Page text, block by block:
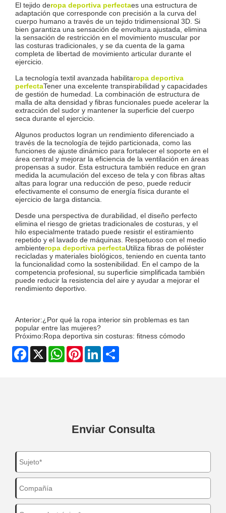
El tejido deropa deportiva perfectaes una estructura de
adaptación que corresponde con precisión a la curva del
cuerpo humano a través de un tejido tridimensional 3D. Si
bien garantiza una sensación de envoltura ajustada, elimina
la sensación de restricción en el movimiento muscular por
las costuras tradicionales, y se da cuenta de la gama
completa de libertad de movimiento articular durante el
ejercicio.
La tecnología textil avanzada habilitaropa deportiva
perfectaTener una excelente transpirabilidad y capacidades
de gestión de humedad. La combinación de estructura de
malla de alta densidad y fibras funcionales puede acelerar la
extracción del sudor y mantener la superficie del cuerpo
seca durante el ejercicio.
Algunos productos logran un rendimiento diferenciado a
través de la tecnología de tejido particionada, como las
funciones de ajuste dinámico para fortalecer el soporte en el
área central y mejorar la eficiencia de la ventilación en áreas
propensas a sudor. Esta estructura también reduce en gran
medida la acumulación del exceso de tela y con fibras altas
altas para lograr una reducción de peso, puede reducir
efectivamente el consumo de energía física durante el
ejercicio de larga distancia.
Desde una perspectiva de durabilidad, el diseño perfecto
elimina el riesgo de grietas tradicionales de costuras, y el
hilo especialmente tratado puede resistir el estiramiento
repetido y el lavado de máquinas. Respetuoso con el medio
ambienteropa deportiva perfectaUtiliza fibras de poliéster
recicladas y materiales biológicos, teniendo en cuenta tanto
la funcionalidad como la sostenibilidad. En el campo de la
competencia profesional, su superficie simplificada también
puede reducir la resistencia del aire y ayudar a mejorar el
rendimiento deportivo.
Anterior:¿Por qué la ropa interior sin problemas es tan
popular entre las mujeres?
Próximo:Ropa deportiva sin costuras: fitness cómodo
Facebook
X WhatsAppPinterestLinkedIn
Enviar Consulta